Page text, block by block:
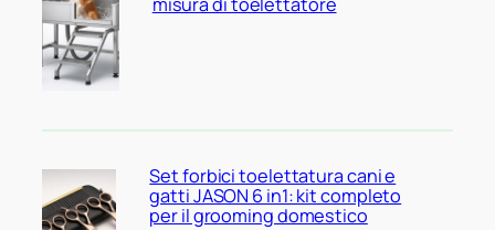
Set forbici toelettatura cani e
gatti JASON 6 in1: kit completo
per il grooming domestico